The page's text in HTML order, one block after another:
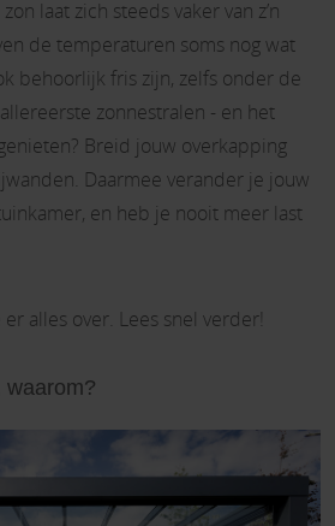
laat zich steeds vaker van z’n
de temperaturen soms nog wat
behoorlijk fris zijn, zelfs onder de
zonnestralen - en het
Breid jouw overkapping
Daarmee verander je jouw
en heb je nooit meer last
alles over. Lees snel verder!
waarom?